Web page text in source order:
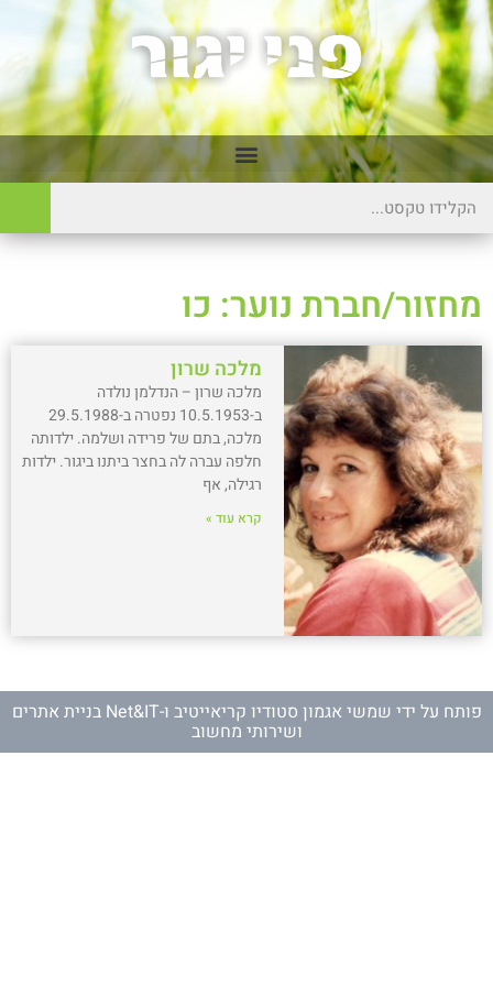
מחזור/חברת נוער: כו
מלכה שרון
מלכה שרון – הנדלמן נולדה
ב-10.5.1953 נפטרה ב-29.5.1988
מלכה, בתם של פרידה ושלמה. ילדותה
חלפה עברה לה בחצר ביתנו ביגור. ילדות
רגילה, אף
קרא עוד »
פותח על ידי שמשי אגמון סטודיו קריאייטיב ו- Net&IT בניית אתרים
ושירותי מחשוב